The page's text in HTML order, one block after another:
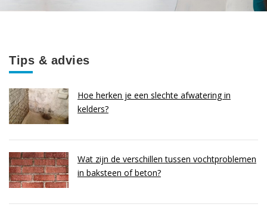
Tips & advies
Hoe herken je een slechte afwatering in
kelders?
Wat zijn de verschillen tussen vochtproblemen
in baksteen of beton?